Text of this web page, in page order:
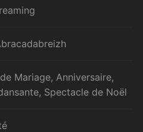
Mariage, Anniversaire,
Spectacle de Noël